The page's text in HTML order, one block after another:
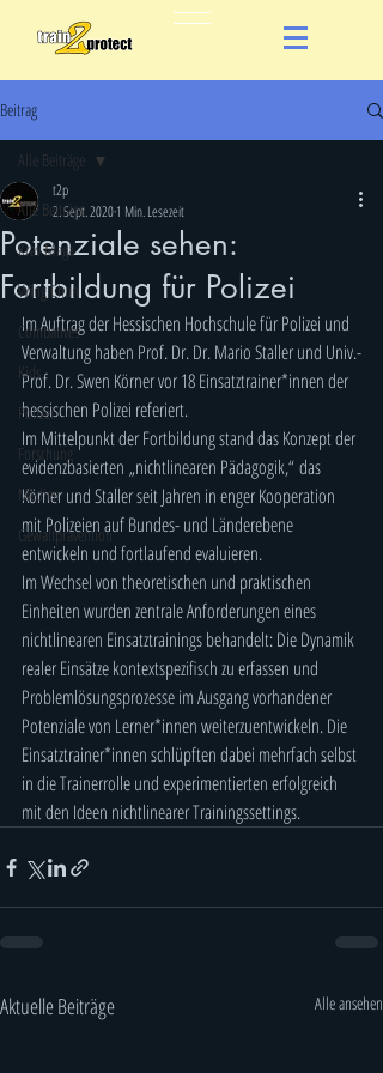
Beitrag
Alle Beiträge
Krav Maga
Wing Chun
Combatives
Kids
Polizei
Forschung
Medien
Gewaltprävention
Alle Beiträge
Potenziale sehen:
Fortbildung für Polizei
t2p
2. Sept. 20201 Min. Lesezeit
Im Auftrag der Hessischen Hochschule für Polizei und
Verwaltung haben Prof. Dr. Dr. Mario Staller und Univ.-
Prof. Dr. Swen Körner vor 18 Einsatztrainer*innen der
hessischen Polizei referiert.
Im Mittelpunkt der Fortbildung stand das Konzept der
evidenzbasierten „nichtlinearen Pädagogik,“ das
Körner und Staller seit Jahren in enger Kooperation
mit Polizeien auf Bundes- und Länderebene
entwickeln und fortlaufend evaluieren.
Im Wechsel von theoretischen und praktischen
Einheiten wurden zentrale Anforderungen eines
nichtlinearen Einsatztrainings behandelt: Die Dynamik
realer Einsätze kontextspezifisch zu erfassen und
Problemlösungsprozesse im Ausgang vorhandener
Potenziale von Lerner*innen weiterzuentwickeln. Die
Einsatztrainer*innen schlüpften dabei mehrfach selbst
in die Trainerrolle und experimentierten erfolgreich
mit den Ideen nichtlinearer Trainingssettings.
Aktuelle Beiträge Alle ansehen